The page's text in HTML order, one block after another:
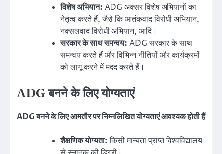
विशेष अभियान: ADG अक्सर विशेष अभियानों का
नेतृत्व करते हैं, जैसे कि आतंकवाद विरोधी अभियान,
नक्सलवाद विरोधी अभियान, आदि।
सरकार के साथ समन्वय: ADG सरकार के साथ
समन्वय करते हैं और विभिन्न नीतियों और कार्यक्रमों
को लागू करने में मदद करते हैं।
ADG बनने के लिए योग्यताएं
ADG बनने के लिए आमतौर पर निम्नलिखित योग्यताएं आवश्यक होती हैं
शैक्षणिक योग्यता:किसी मान्यता प्राप्त विश्वविद्यालय